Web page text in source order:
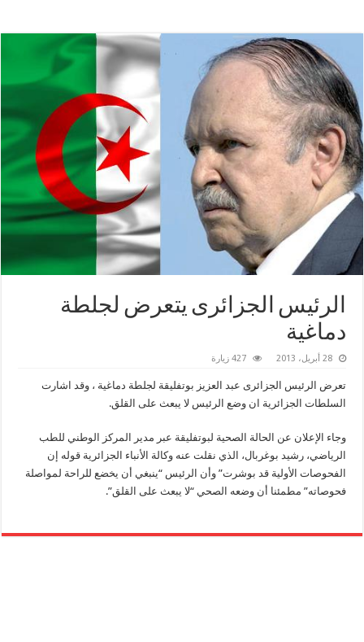
الرئيس الجزائرى يتعرض لجلطة
دماغية
28 أبريل، 2013 427 زيارة
تعرض الرئيس الجزائرى عبد العزيز بوتفليقة لجلطة دماغية ، وقد اشارت
السلطات الجزائرية ان وضع الرئيس لا يبعث على القلق.
وجاء الإعلان عن الحالة الصحية لبوتفليقة عبر مدير المركز الوطني للطب
الرياضي، رشيد بوغربال، الذي نقلت عنه وكالة الأنباء الجزائرية قوله إن
الفحوصات الأولية قد بوشرت” وأن الرئيس “ينبغي أن يخضع للراحة لمواصلة
فحوصاته” مطمئنا أن وضعه الصحي “لا يبعث على القلق”.